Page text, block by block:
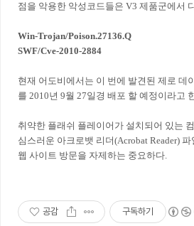
점을 악용한 악성코드들은 V3 제품군에서
Win-Trojan/Poison.27136.Q
SWF/Cve-2010-2884
현재 어도비에서는 이 번에 발견된 제로 데
를 2010년 9월 27일경 배포 할 예정이라고
취약한 플래쉬 플레이어가 설치되어 있는
심스러운 아크로뱃 리더(Acrobat Reader)
웹 사이트 방문을 자제하는 중요하다.
공감 구독하기